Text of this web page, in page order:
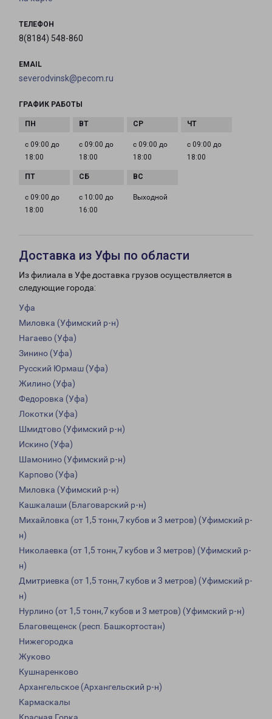
ТЕЛЕФОН
8(8184) 548-860
EMAIL
severodvinsk@pecom.ru
ГРАФИК РАБОТЫ
с 09:00 до
18:00
с 09:00 до
18:00
с 09:00 до
18:00
с 09:00 до
18:00
с 09:00 до
18:00
с 10:00 до
16:00
Выходной
Доставка из Уфы по области
Из филиала в Уфе доставка грузов осуществляется в
следующие города:
Уфа
Миловка (Уфимский р-н)
Нагаево (Уфа)
Зинино (Уфа)
Русский Юрмаш (Уфа)
Жилино (Уфа)
Федоровка (Уфа)
Локотки (Уфа)
Шмидтово (Уфимский р-н)
Искино (Уфа)
Шамонино (Уфимский р-н)
Карпово (Уфа)
Миловка (Уфимский р-н)
Кашкалаши (Благоварский р-н)
Михайловка (от 1,5 тонн,7 кубов и 3 метров) (Уфимский р-
н)
Николаевка (от 1,5 тонн,7 кубов и 3 метров) (Уфимский р-
н)
Дмитриевка (от 1,5 тонн,7 кубов и 3 метров) (Уфимский р-
н)
Нурлино (от 1,5 тонн,7 кубов и 3 метров) (Уфимский р-н)
Благовещенск (респ. Башкортостан)
Нижегородка
Жуково
Кушнаренково
Архангельское (Архангельский р-н)
Кармаскалы